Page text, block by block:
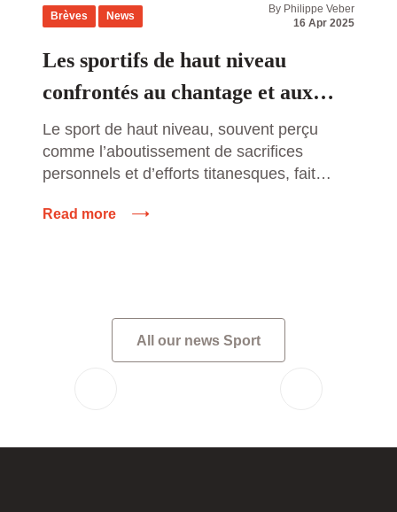
Brèves News
By Philippe Veber
16 Apr 2025
Les sportifs de haut niveau
confrontés au chantage et aux
agressions des parieurs en ligne :
un fléau grandissant
Le sport de haut niveau, souvent perçu
comme l’aboutissement de sacrifices
personnels et d’efforts titanesques, fait
redoutables. Parmi ces défis, une
Read more
All our news Sport